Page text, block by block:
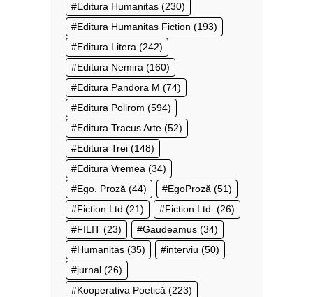
Editura Humanitas (230)
Editura Humanitas Fiction (193)
Editura Litera (242)
Editura Nemira (160)
Editura Pandora M (74)
Editura Polirom (594)
Editura Tracus Arte (52)
Editura Trei (148)
Editura Vremea (34)
Ego. Proză (44) EgoProză (51)
Fiction Ltd (21) Fiction Ltd. (26)
FILIT (23) Gaudeamus (34)
Humanitas (35) interviu (50)
jurnal (26)
Kooperativa Poetică (223)